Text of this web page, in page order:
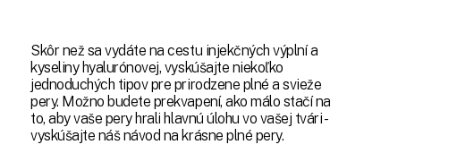
Skôr než sa vydáte na cestu injekčných výplní a
kyseliny hyalurónovej, vyskúšajte niekoľko
jednoduchých tipov pre prirodzene plné a svieže
pery. Možno budete prekvapení, ako málo stačí na
to, aby vaše pery hrali hlavnú úlohu vo vašej tvári -
vyskúšajte náš návod na krásne plné pery.
vystavení aj vy.